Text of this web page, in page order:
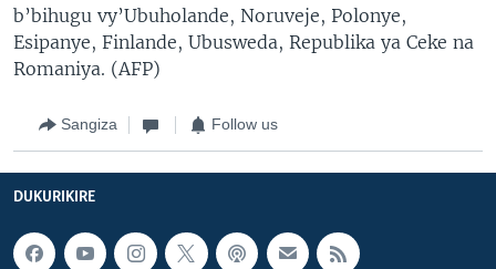
b’bihugu vy’Ubuholande, Noruveje, Polonye,
Esipanye, Finlande, Ubusweda, Republika ya Ceke na
Romaniya. (AFP)
Sangiza Follow us
DUKURIKIRE